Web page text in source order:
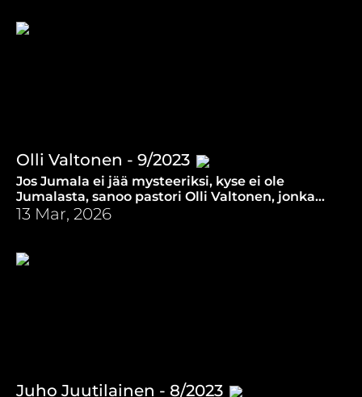
Olli Valtonen - 9/2023
Jos Jumala ei jää mysteeriksi, kyse ei ole
Jumalasta, sanoo pastori Olli Valtonen, jonka
intohimona on tutkia sekä ihmisyyttä että
Jumalaa.
13 Mar, 2026
Juho Juutilainen - 8/2023